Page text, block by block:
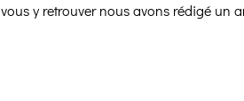
y retrouver nous avons rédigé un